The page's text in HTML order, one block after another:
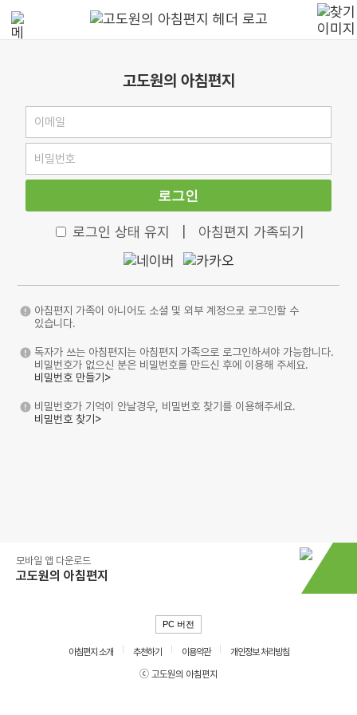
고도원의 아침편지
로그인
로그인 상태 유지 아침편지 가족되기
아침편지 가족이 아니어도 소셜 및 외부 계정으로 로그인할 수
있습니다.
독자가 쓰는 아침편지는 아침편지 가족으로 로그인하셔야 가능합니다.
비밀번호가 없으신 분은 비밀번호를 만드신 후에 이용해 주세요.
비밀번호 만들기>
비밀번호가 기억이 안날경우, 비밀번호 찾기를 이용해주세요.
비밀번호 찾기>
모바일 앱 다운로드
고도원의 아침편지
PC 버전
아침편지 소개 추천하기 이용약관
개인정보 처리방침
ⓒ 고도원의 아침편지